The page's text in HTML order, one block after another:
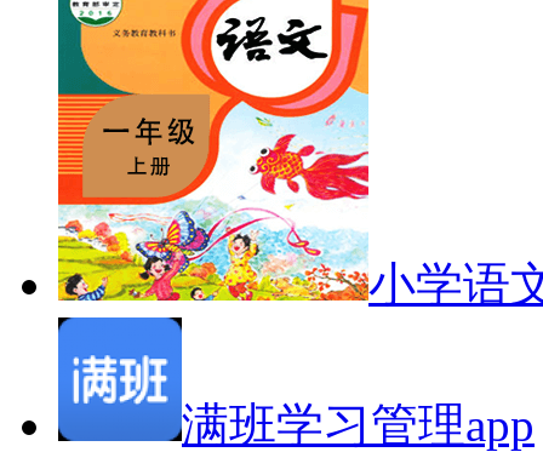
小学语
满班学习管理app